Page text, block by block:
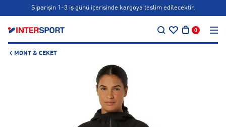
Siparişin 1-3 iş günü içerisinde kargoya teslim edilecektir.
Bonus kartlara özel vade farksız taksit seçenekleri!
0
MONT & CEKET